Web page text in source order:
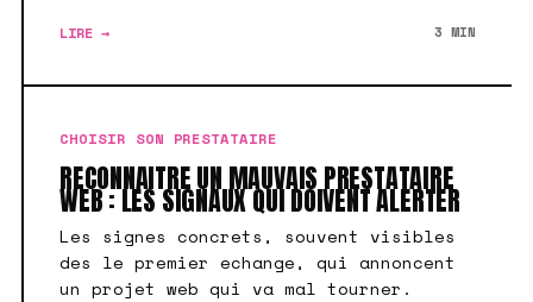
LIRE → 3 MIN
CHOISIR SON PRESTATAIRE
RECONNAITRE UN MAUVAIS PRESTATAIRE
WEB : LES SIGNAUX QUI DOIVENT ALERTER
Les signes concrets, souvent visibles
des le premier echange, qui annoncent
un projet web qui va mal tourner.